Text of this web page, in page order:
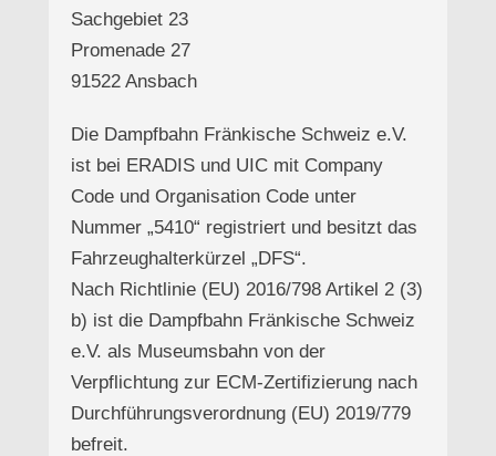
Sachgebiet 23
Promenade 27
91522 Ansbach
Die Dampfbahn Fränkische Schweiz e.V.
ist bei ERADIS und UIC mit Company
Code und Organisation Code unter
Nummer „5410“ registriert und besitzt das
Fahrzeughalterkürzel „DFS“.
Nach Richtlinie (EU) 2016/798 Artikel 2 (3)
b) ist die Dampfbahn Fränkische Schweiz
e.V. als Museumsbahn von der
Verpflichtung zur ECM-Zertifizierung nach
Durchführungsverordnung (EU) 2019/779
befreit.